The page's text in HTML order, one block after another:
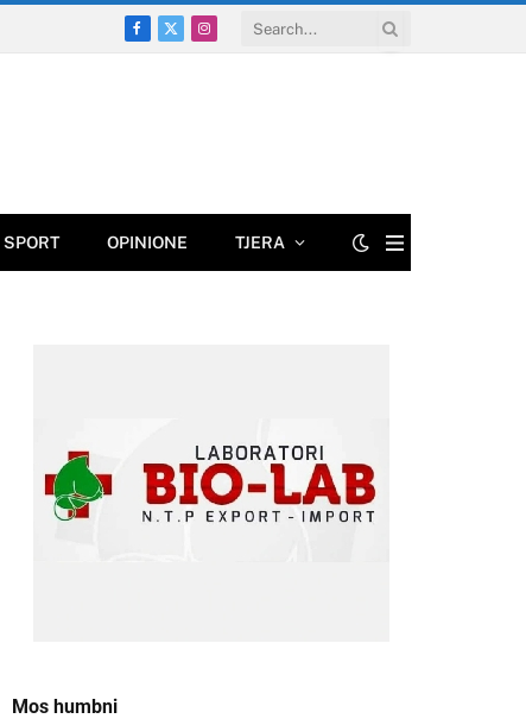
Facebook
X
Instagram
SPORT OPINIONE TJERA
Mos humbni